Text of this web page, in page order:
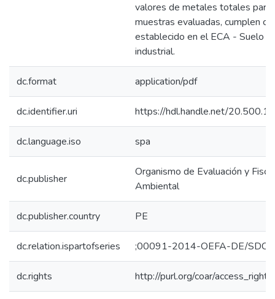
valores de metales totales para
muestras evaluadas, cumplen
establecido en el ECA - Suelo
industrial.
dc.format application/pdf
dc.identifier.uri https://hdl.handle.net/
dc.language.iso spa
dc.publisher
Organismo de Evaluación y
Ambiental
dc.publisher.country PE
dc.relation.ispartofseries ;00091-2014-OEFA-DE/SDCA
dc.rights http://purl.org/coar/access_right/